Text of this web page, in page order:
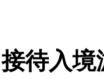
待入